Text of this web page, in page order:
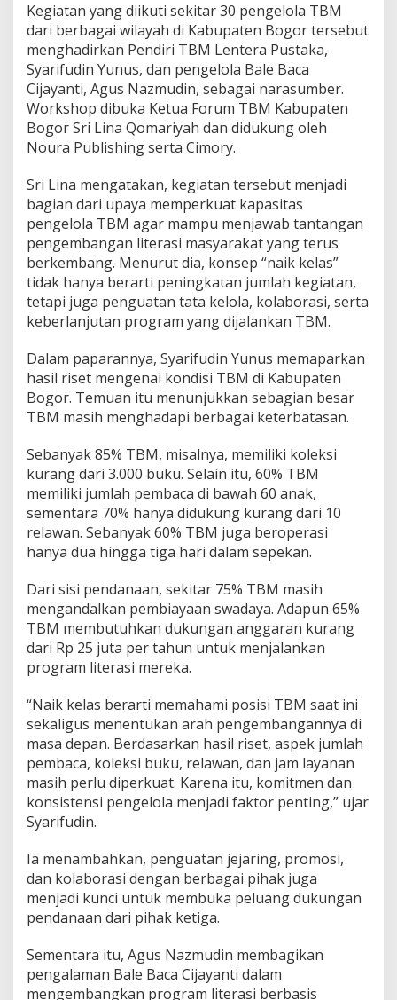
a
t
L
i
t
e
r
a
i
a
n
P
m
b
e
r
d
a
a
a
n
M
a
y
a
r
a
k
a
t
Kegiatan yang diikuti sekitar 30 pengelola TBM
dari berbagai wilayah di Kabupaten Bogor tersebut
menghadirkan Pendiri TBM Lentera Pustaka,
Syarifudin Yunus, dan pengelola Bale Baca
Cijayanti, Agus Nazmudin, sebagai narasumber.
Workshop dibuka Ketua Forum TBM Kabupaten
Bogor Sri Lina Qomariyah dan didukung oleh
Noura Publishing serta Cimory.
Sri Lina mengatakan, kegiatan tersebut menjadi
bagian dari upaya memperkuat kapasitas
pengelola TBM agar mampu menjawab tantangan
pengembangan literasi masyarakat yang terus
berkembang. Menurut dia, konsep “naik kelas”
tidak hanya berarti peningkatan jumlah kegiatan,
tetapi juga penguatan tata kelola, kolaborasi, serta
keberlanjutan program yang dijalankan TBM.
Dalam paparannya, Syarifudin Yunus memaparkan
hasil riset mengenai kondisi TBM di Kabupaten
Bogor. Temuan itu menunjukkan sebagian besar
TBM masih menghadapi berbagai keterbatasan.
Sebanyak 85% TBM, misalnya, memiliki koleksi
kurang dari 3.000 buku. Selain itu, 60% TBM
memiliki jumlah pembaca di bawah 60 anak,
sementara 70% hanya didukung kurang dari 10
relawan. Sebanyak 60% TBM juga beroperasi
hanya dua hingga tiga hari dalam sepekan.
Dari sisi pendanaan, sekitar 75% TBM masih
mengandalkan pembiayaan swadaya. Adapun 65%
TBM membutuhkan dukungan anggaran kurang
dari Rp 25 juta per tahun untuk menjalankan
program literasi mereka.
“Naik kelas berarti memahami posisi TBM saat ini
sekaligus menentukan arah pengembangannya di
masa depan. Berdasarkan hasil riset, aspek jumlah
pembaca, koleksi buku, relawan, dan jam layanan
masih perlu diperkuat. Karena itu, komitmen dan
konsistensi pengelola menjadi faktor penting,” ujar
Syarifudin.
Ia menambahkan, penguatan jejaring, promosi,
dan kolaborasi dengan berbagai pihak juga
menjadi kunci untuk membuka peluang dukungan
pendanaan dari pihak ketiga.
Sementara itu, Agus Nazmudin membagikan
pengalaman Bale Baca Cijayanti dalam
mengembangkan program literasi berbasis